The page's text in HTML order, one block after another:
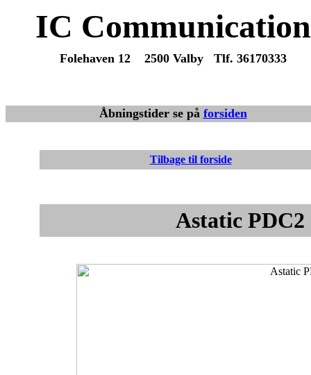
IC Communication
Folehaven 12 2500 Valby Tlf. 36170333
Åbningstider se på forsiden
Tilbage til forside
Astatic